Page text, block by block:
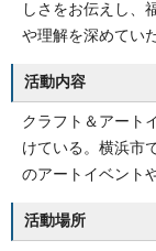
しさをお伝えし、
や理解を深めてい
活動内容
クラフト＆アート
けている。横浜市
のアートイベント
活動場所